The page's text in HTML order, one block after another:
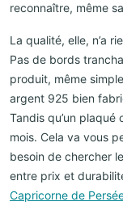
reconnaître, même
La qualité, elle, n’a
Pas de bords
produit, même
argent 925 bien
Tandis qu’un plaqué
mois. Cela va vous
besoin de chercher
entre prix et
Capricorne de